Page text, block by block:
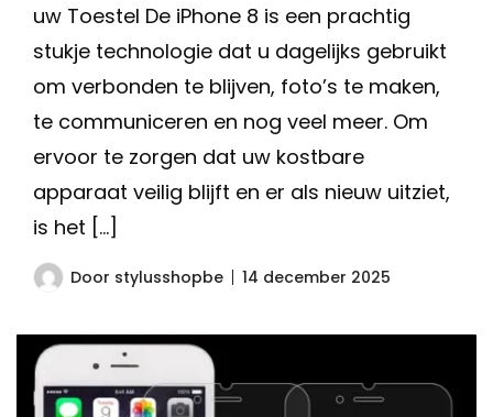
uw Toestel De iPhone 8 is een prachtig
stukje technologie dat u dagelijks gebruikt
om verbonden te blijven, foto’s te maken,
te communiceren en nog veel meer. Om
ervoor te zorgen dat uw kostbare
apparaat veilig blijft en er als nieuw uitziet,
is het […]
Door stylusshopbe 14 december 2025